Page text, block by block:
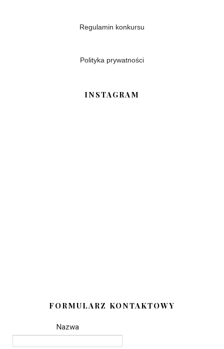
Regulamin konkursu
Polityka prywatności
INSTAGRAM
FORMULARZ KONTAKTOWY
Nazwa